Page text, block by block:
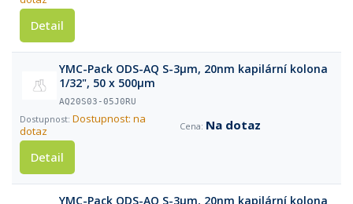
Detail
YMC-Pack ODS-AQ S-3µm, 20nm kapilární kolona
1/32", 50 x 500µm
AQ20S03-05J0RU
Dostupnost: na
dotaz
Na dotaz
Detail
YMC-Pack ODS-AQ S-3µm, 20nm kapilární kolona